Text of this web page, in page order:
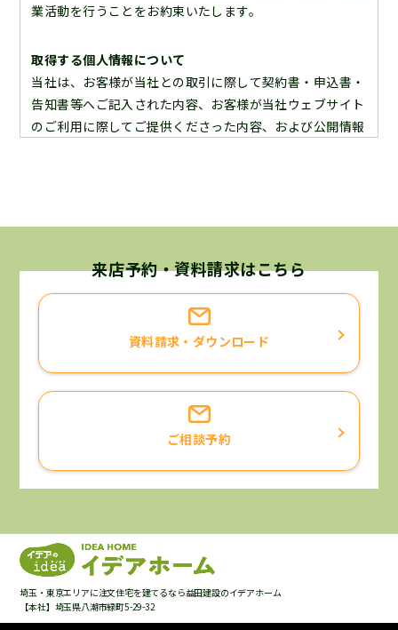
業活動を行うことをお約束いたします。
取得する個人情報について
当社は、お客様が当社との取引に際して契約書・申込書・
告知書等へご記入された内容、お客様が当社ウェブサイト
のご利用に際してご提供くださった内容、および公開情報
当社が保有するお客様の個人情報は、次に挙げる利用目的
お客様と当社との契約に基づく責務を果たすため。
お客様へ当社の商品・サービスについての情報をご提供す
るため。
お客様がご請求された資料・カタログ等をお届けするた
お客様がお申込になったサービス等の確認、ご案内をする
ため。
お客様よりいただいたご意見・ご要望等にお応えするた
お客様のニーズにあった商品・サービスの開発のため。
お客様へ提供した商品・サービスについて、最適なアフタ
ーサービスやメンテナンス等をご提供するため。
お客様へより良いサービスを提供して行くためのアンケー
ト調査を実施するため。ただし、アンケート内容、アンケ
来店予約・資料請求はこちら
ご相談予約
資料請求・ダウンロード
埼玉・東京エリアに注文住宅を建てるなら益田建設のイデアホーム
【本社】埼玉県八潮市緑町5-29-32